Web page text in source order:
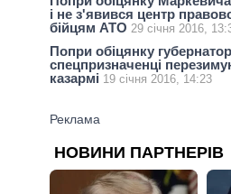
і не з'явився центр
бійцям АТО 29 січня 2016,
Попри обіцянку
спецпризначенці
казармі 19 січня 2016, 14:23